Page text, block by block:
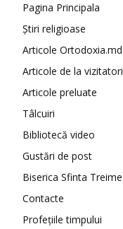
Pagina Principala
Știri religioase
Articole Ortodoxia.md
Articole de la vizitatori
Articole preluate
Tâlcuiri
Bibliotecă video
Gustări de post
Biserica Sfinta Treime
Contacte
Profețiile timpului